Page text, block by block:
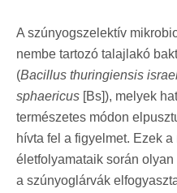
A szúnyogszelektív
nembe tartozó talajlakó
(Bacillus thuringiensis
sphaericus [Bs]), melyek
természetes módon
hívta fel a figyelmet. Ezek
életfolyamataik során
a szúnyoglárvák